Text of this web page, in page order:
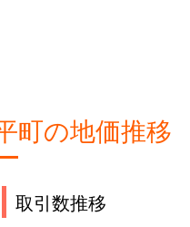
町の地価推移
取引数推移